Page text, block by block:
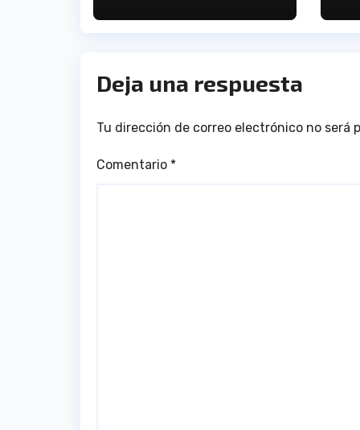
Deja una respuesta
Tu dirección de correo electrónico no será
Comentario *